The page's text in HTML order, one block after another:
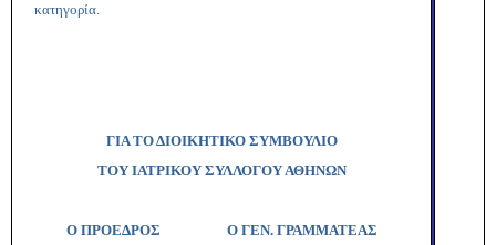
κατηγορία.
ΓΙΑ ΤΟ ΔΙΟΙΚΗΤΙΚΟ ΣΥΜΒΟΥΛΙΟ
ΤΟΥ ΙΑΤΡΙΚΟΥ ΣΥΛΛΟΓΟΥ ΑΘΗΝΩΝ
Ο ΠΡΟΕΔΡΟΣ Ο ΓΕΝ. ΓΡΑΜΜΑΤΕΑΣ